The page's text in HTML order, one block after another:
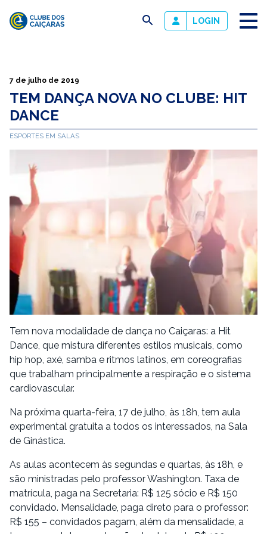
Caiçaras
busca LOGIN
7 de julho de 2019
TEM DANÇA NOVA NO CLUBE: HIT
DANCE
ESPORTES EM SALAS
Tem nova modalidade de dança no Caiçaras: a Hit
Dance, que mistura diferentes estilos musicais, como
hip hop, axé, samba e ritmos latinos, em coreografias
que trabalham principalmente a respiração e o sistema
cardiovascular.
Na próxima quarta-feira, 17 de julho, às 18h, tem aula
experimental gratuita a todos os interessados, na Sala
de Ginástica.
As aulas acontecem às segundas e quartas, às 18h, e
são ministradas pelo professor Washington. Taxa de
matrícula, paga na Secretaria: R$ 125 sócio e R$ 150
convidado. Mensalidade, paga direto para o professor:
R$ 155 – convidados pagam, além da mensalidade, a